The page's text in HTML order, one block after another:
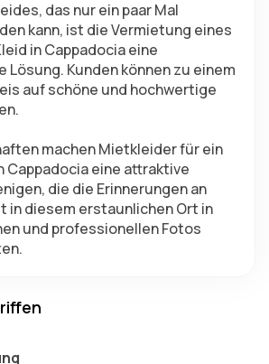
das nur ein paar Mal
kann, ist die Vermietung eines
in Cappadocia eine
Kunden können zu einem
auf schöne und hochwertige
machen Mietkleider für ein
Cappadocia eine attraktive
die die Erinnerungen an
in diesem erstaunlichen Ort in
und professionellen Fotos